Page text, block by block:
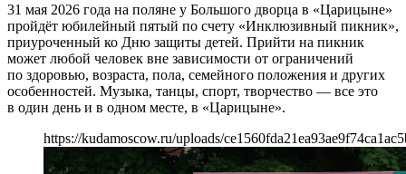
31 мая 2026 года на поляне у Большого дворца в «Царицыне»
пройдёт юбилейный пятый по счету «Инклюзивный пикник»,
приуроченный ко Дню защиты детей. Прийти на пикник
может любой человек вне зависимости от ограничений
по здоровью, возраста, пола, семейного положения и других
особенностей. Музыка, танцы, спорт, творчество — все это
в один день и в одном месте, в «Царицыне».
https://kudamoscow.ru/uploads/